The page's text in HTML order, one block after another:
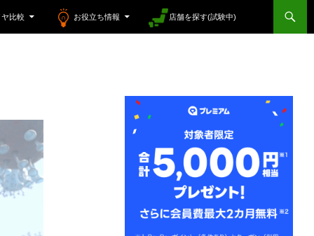
比較 お役立ち情報 店舗を探す(試験中)